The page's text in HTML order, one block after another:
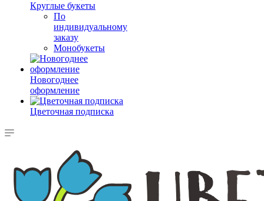
Круглые букеты
По
индивидуальному
заказу
Монобукеты
Новогоднее
оформление
Цветочная подписка